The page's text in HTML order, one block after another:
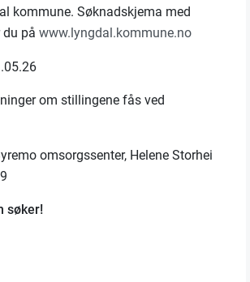
kommune. Søknadskjema med
du påwww.lyngdal.kommune.no
om stillingene fås ved
omsorgssenter, Helene Storhei
søker!